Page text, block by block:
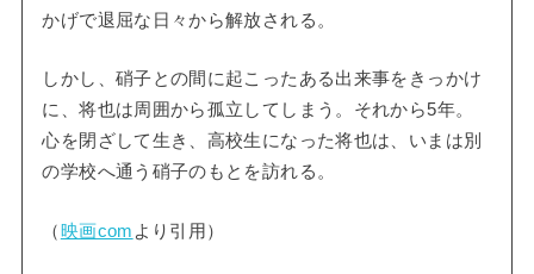
かげで退屈な日々から解放される。
しかし、硝子との間に起こったある出来事をきっかけ
に、将也は周囲から孤立してしまう。それから5年。
心を閉ざして生き、高校生になった将也は、いまは別
の学校へ通う硝子のもとを訪れる。
（ 映画com より引用）